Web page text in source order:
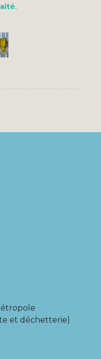
et déchetterie)